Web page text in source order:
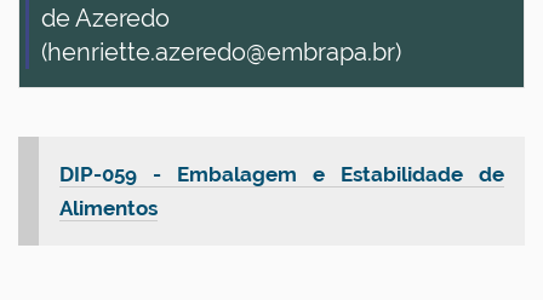
de Azeredo
(henriette.azeredo@embrapa.br)
DIP-059 - Embalagem e Estabilidade de
Alimentos